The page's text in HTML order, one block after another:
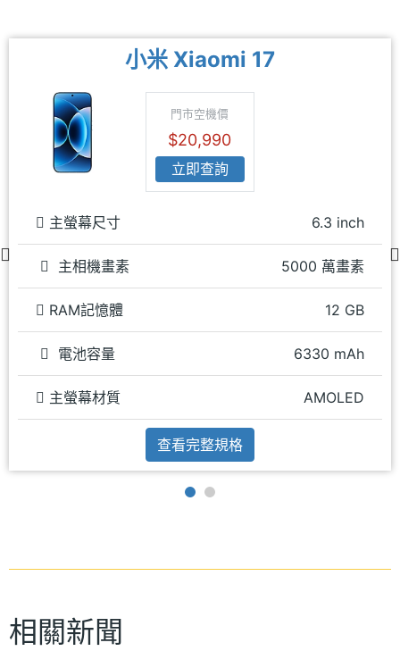
小米 Xiaomi 17
門市空機價
$20,990
立即查詢
主螢幕尺寸 6.3 inch
主相機畫素 5000 萬畫素
RAM記憶體 12 GB
電池容量 6330 mAh
主螢幕材質 AMOLED
查看完整規格
相關新聞